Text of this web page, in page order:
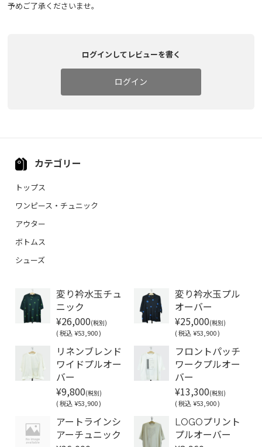
予めご了承くださいませ。
ログインしてレビューを書く
ログイン
カテゴリー
トップス
ワンピース・チュニック
アウター
ボトムス
シューズ
変り衿水玉チュ
ニック
¥26,000(税別)
(税込¥53,900 )
変り衿水玉プル
オーバー
¥25,000(税別)
(税込 ¥53,900 )
リネンブレンド
ワイドプルオー
バー
¥9,800(税別)
(税込¥53,900 )
フロントパッチ
ワークプルオー
バー
¥13,300(税別)
(税込 ¥53,900 )
アートラインシ
アーチュニック
LOGOプリント
プルオーバー